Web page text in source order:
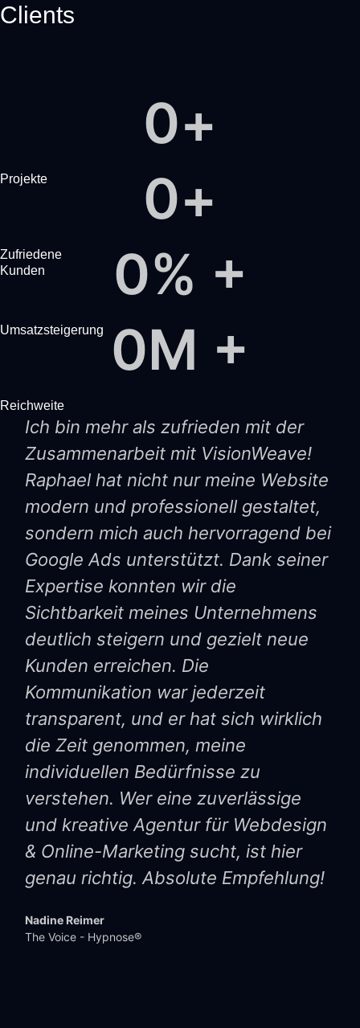
Clients
0+
Projekte 0+
Zufriedene
Kunden
0% +
Umsatzsteigerung 0M +
Reichweite
Ich bin mehr als zufrieden mit der
Zusammenarbeit mit VisionWeave!
Raphael hat nicht nur meine Website
modern und professionell gestaltet,
sondern mich auch hervorragend bei
Google Ads unterstützt. Dank seiner
Expertise konnten wir die
Sichtbarkeit meines Unternehmens
deutlich steigern und gezielt neue
Kunden erreichen. Die
Kommunikation war jederzeit
transparent, und er hat sich wirklich
die Zeit genommen, meine
individuellen Bedürfnisse zu
verstehen. Wer eine zuverlässige
und kreative Agentur für Webdesign
& Online-Marketing sucht, ist hier
genau richtig. Absolute Empfehlung!
Nadine Reimer
The Voice - Hypnose®